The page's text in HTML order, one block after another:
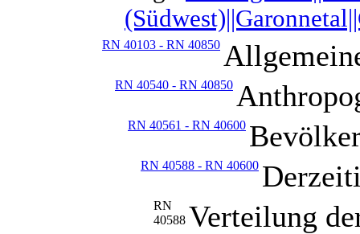
RN 40103 - RN 40850
RN 40540 - RN 40850
RN 40561 - RN 40600
RN 40588 - RN 40600
RN
40588 Verteilung